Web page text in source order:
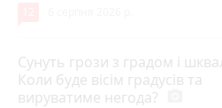
Сунуть грози з градом і
Коли буде вісім градусів та
вируватиме негода?